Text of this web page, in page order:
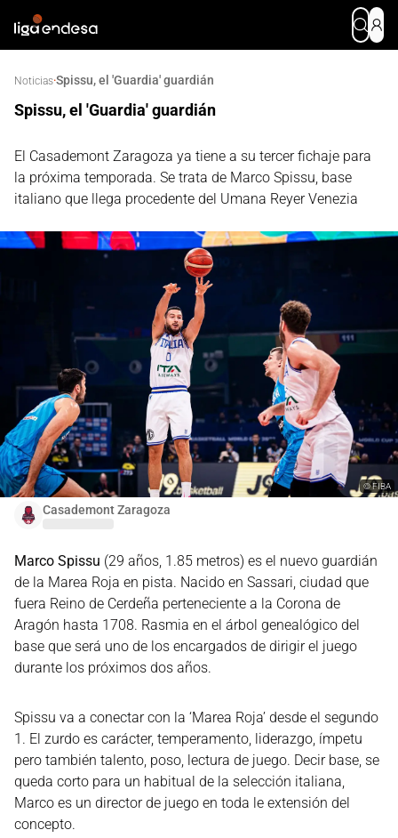
Noticias·Spissu, el 'Guardia' guardián
Spissu, el 'Guardia' guardián
El Casademont Zaragoza ya tiene a su tercer fichaje para
la próxima temporada. Se trata de Marco Spissu, base
italiano que llega procedente del Umana Reyer Venezia
Casademont Zaragoza
©FIBA
Marco Spissu (29 años, 1.85 metros) es el nuevo guardián
de la Marea Roja en pista. Nacido en Sassari, ciudad que
fuera Reino de Cerdeña perteneciente a la Corona de
Aragón hasta 1708. Rasmia en el árbol genealógico del
base que será uno de los encargados de dirigir el juego
durante los próximos dos años.
Spissu va a conectar con la ‘Marea Roja’ desde el segundo
1. El zurdo es carácter, temperamento, liderazgo, ímpetu
pero también talento, poso, lectura de juego. Decir base, se
queda corto para un habitual de la selección italiana,
Marco es un director de juego en toda le extensión del
concepto.